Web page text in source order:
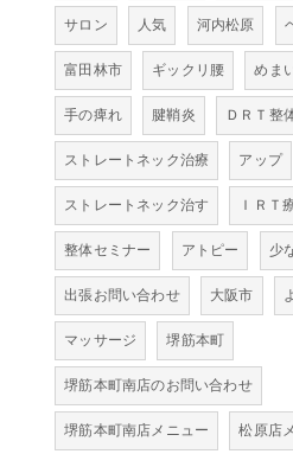
サロン 人気 河内松原
富田林市 ギックリ腰 めま
手の痺れ 腱鞘炎 ＤＲＴ整
ストレートネック治療 アップ
ストレートネック治す ＩＲＴ
整体セミナー アトピー 少
出張お問い合わせ 大阪市
マッサージ 堺筋本町
堺筋本町南店のお問い合わせ
堺筋本町南店メニュー 松原店